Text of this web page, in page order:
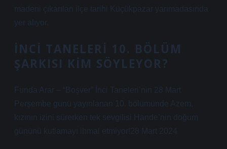
madeni çıkarılan ilçe tarihi Küçükpazar yarımadasında
yer alıyor.
İNCI TANELERI 10. BÖLÜM
ŞARKISI KIM SÖYLEYOR?
Funda Arar – “Boşver” İnci Taneleri’nin 28 Mart
Perşembe günü yayınlanan 10. bölümünde Azem,
kızının izini sürerken tek sevgilisi Hande’nin doğum
gününü kutlamayı ihmal etmiyor!28 Mart 2024